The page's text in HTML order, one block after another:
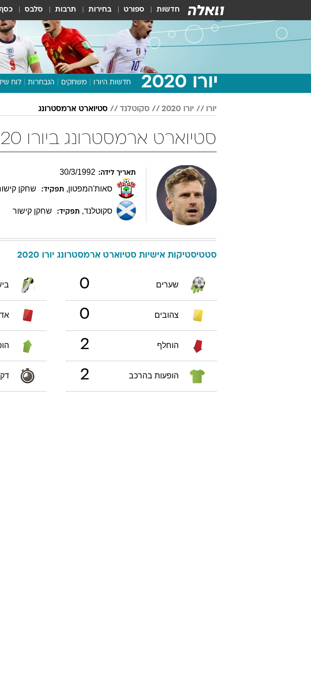
חדשות ספורט בחירות תרבות סלבס
יורו 2020 חדשות היורו משחקים הנבחרות לוח
יורו יורו 2020 סקוטלנד סטיוארט ארמסטרונג
סטיוארט ארמסטרונג ביורו 2020 כדורגל
תאריך לידה: 30/3/1992
סאות'המפטון, תפקיד: שחקן
סקוטלנד, תפקיד: שחקן קישור
סטטיסטיקות אישיות סטיוארט ארמסטרונג יורו 2020
שערים 0
צהובים 0
הוחלף 2
הופעות בהרכב 2